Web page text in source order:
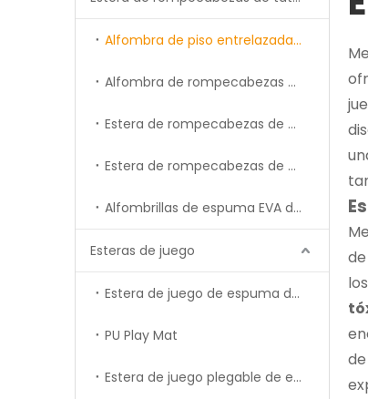
Alfombra de piso entrelazada de espuma EVA
Alfombra de rompecabezas de forma de espuma cortada
Estera de rompecabezas de espuma impresa
Estera de rompecabezas de goma
Alfombrillas de espuma EVA de felpa entrelazadas.
Esteras de juego
Estera de juego de espuma de epe
PU Play Mat
Estera de juego plegable de espuma XPE